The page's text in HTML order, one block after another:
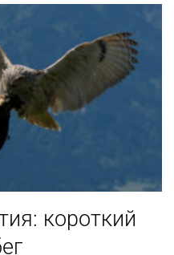
короткий